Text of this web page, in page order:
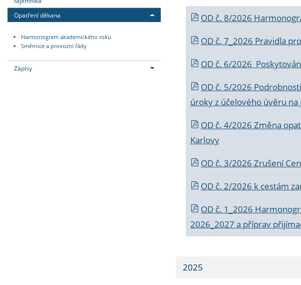
Opatření děkana
Harmonogram akademického roku
Směrnice a provozní řády
Zápisy
OD č. 8/2026
OD č. 7_2026 Pravidla
OD č. 6/2026
OD č. 5/2026
úroky z účelového úvěru
OD č. 4/2026 Změna
Karlovy
OD č. 3/2026 Zrušení
OD č. 2/2026 k cestám
OD č. 1_2026
2026_2027 a příprav
2025